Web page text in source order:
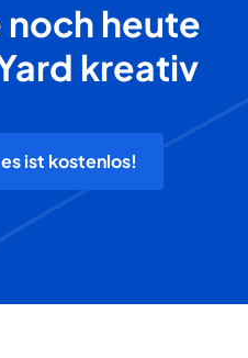
noch heute
kreativ
ist kostenlos!